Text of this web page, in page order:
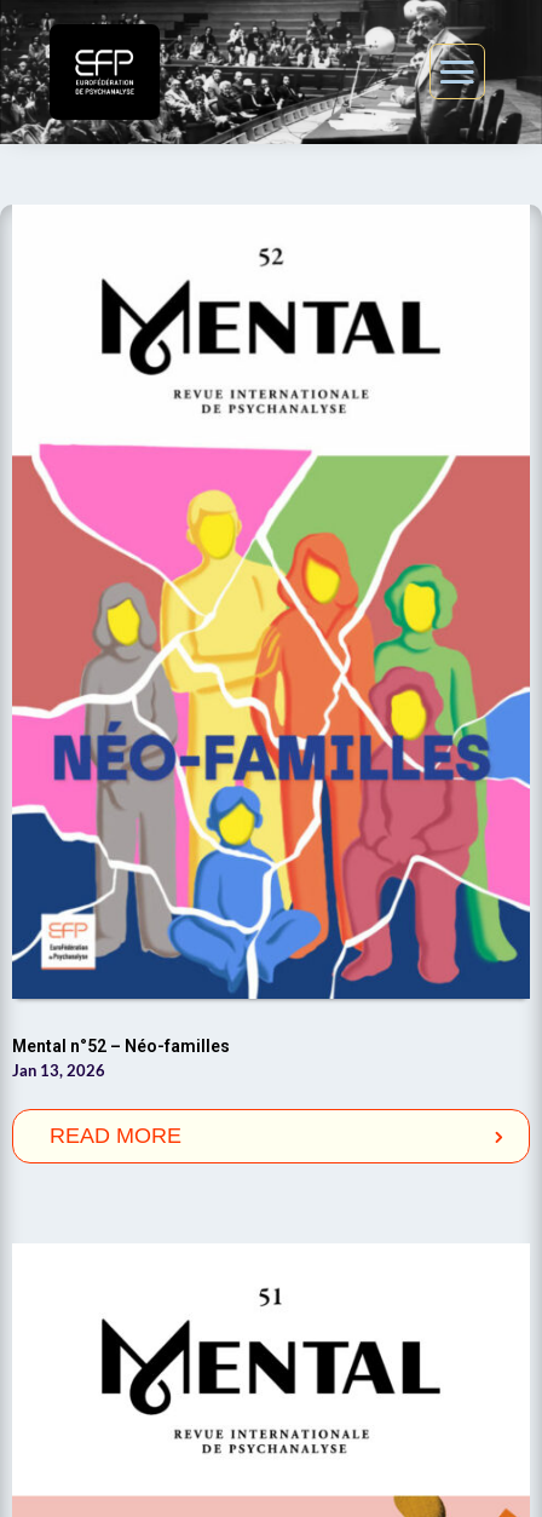
Mental n°52 – Néo-familles
Jan 13, 2026
READ MORE